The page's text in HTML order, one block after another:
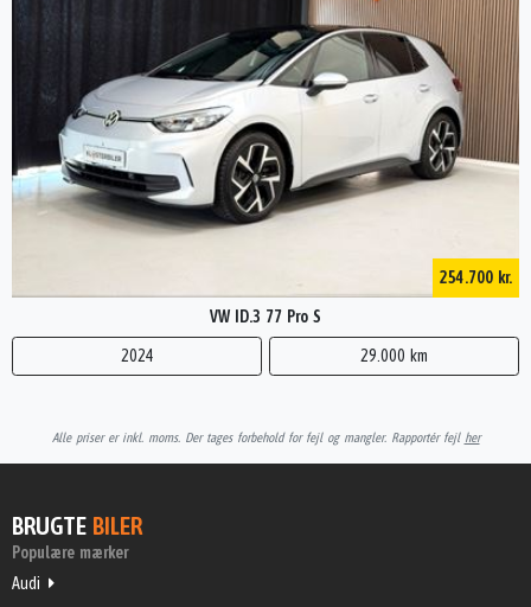
254.700 kr.
VW ID.3 77 Pro S
2024 29.000 km
Alle priser er inkl. moms. Der tages forbehold for fejl og mangler. Rapportér fejl her
BRUGTE BILER
Populære mærker
Audi